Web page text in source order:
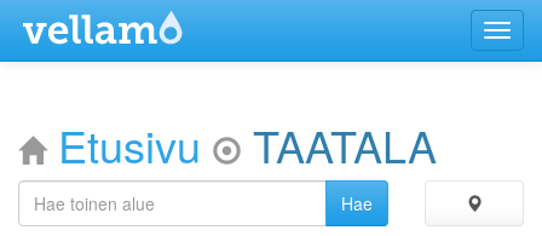
Menu
Etusivu TAATALA